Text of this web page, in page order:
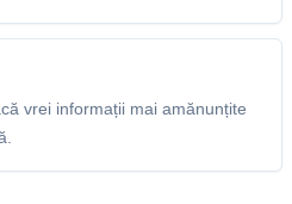
vrei informații mai amănunțite